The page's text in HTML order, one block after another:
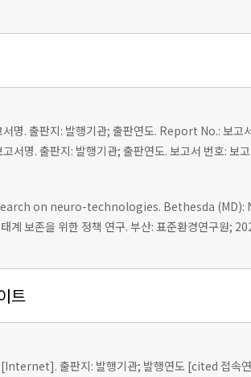
서명. 출판지: 발행기관; 출판연도. Report No.: 보고
고서명. 출판지: 발행기관; 출판연도. 보고서 번호: 보
on neuro-technologies. Bethesda
계 보존을 위한 정책 연구. 부산: 표준환경연구원;
트
[Internet]. 출판지: 발행기관; 발행연도 [cited 접